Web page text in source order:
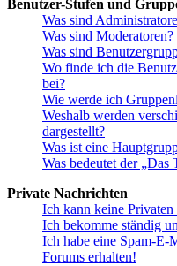
Benutzer-Stufen und
Was sind
Was sind Moderatoren?
Was sind
Wo finde ich die
bei?
Wie werde ich
Weshalb werden
dargestellt?
Was ist eine
Was bedeutet der „Das
Private Nachrichten
Ich kann keine
Ich bekomme ständig
Ich habe eine Spam-E-
Forums erhalten!